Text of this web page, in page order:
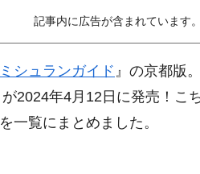
記事内に広告が含まれています。
ミシュランガイド 』の京都版。
が2024年4月12日に発売！こ
を一覧にまとめました。